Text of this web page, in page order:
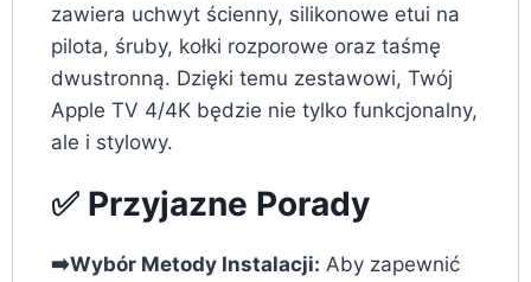
zawiera uchwyt ścienny, silikonowe etui na
pilota, śruby, kołki rozporowe oraz taśmę
dwustronną. Dzięki temu zestawowi, Twój
Apple TV 4/4K będzie nie tylko funkcjonalny,
ale i stylowy.
✅ Przyjazne Porady
➡️Wybór Metody Instalacji: Aby zapewnić